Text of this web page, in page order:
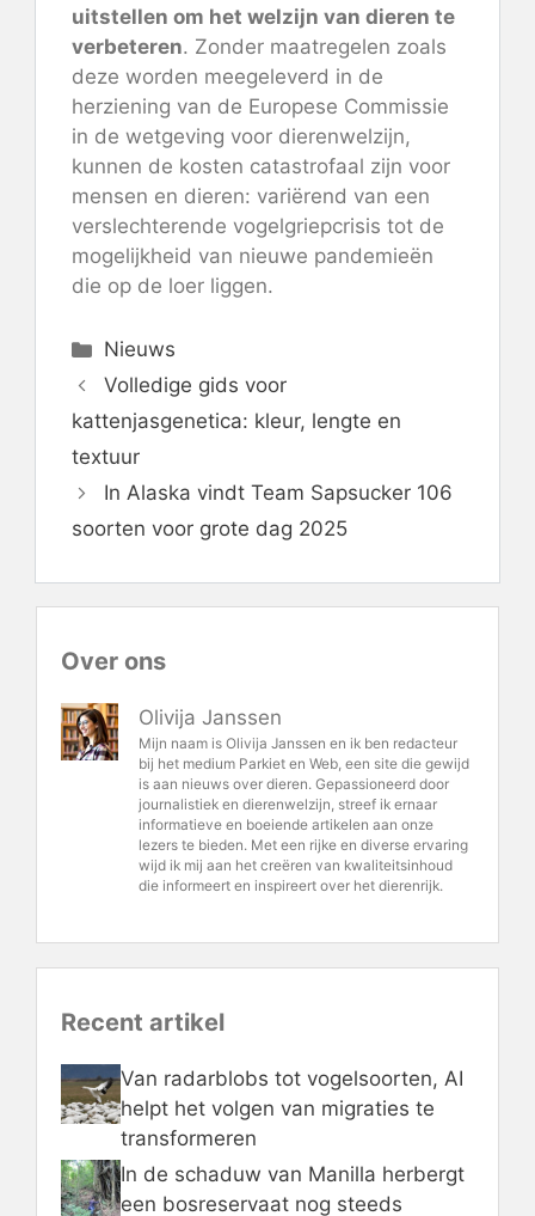
uitstellen om het welzijn van dieren te
verbeteren. Zonder maatregelen zoals
deze worden meegeleverd in de
herziening van de Europese Commissie
in de wetgeving voor dierenwelzijn,
kunnen de kosten catastrofaal zijn voor
mensen en dieren: variërend van een
verslechterende vogelgriepcrisis tot de
mogelijkheid van nieuwe pandemieën
die op de loer liggen.
Categorieën
Nieuws
Volledige gids voor
kattenjasgenetica: kleur, lengte en
textuur
In Alaska vindt Team Sapsucker 106
soorten voor grote dag 2025
Over ons
Olivija Janssen
Mijn naam is Olivija Janssen en ik ben redacteur
bij het medium Parkiet en Web, een site die gewijd
is aan nieuws over dieren. Gepassioneerd door
journalistiek en dierenwelzijn, streef ik ernaar
informatieve en boeiende artikelen aan onze
lezers te bieden. Met een rijke en diverse ervaring
wijd ik mij aan het creëren van kwaliteitsinhoud
die informeert en inspireert over het dierenrijk.
Recent artikel
Van radarblobs tot vogelsoorten, AI
helpt het volgen van migraties te
transformeren
In de schaduw van Manilla herbergt
een bosreservaat nog steeds